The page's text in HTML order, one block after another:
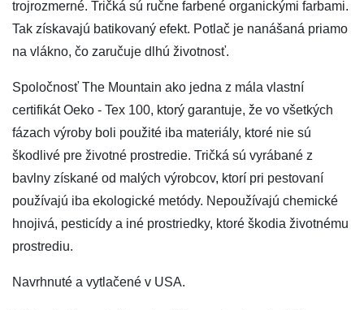
trojrozmerné. Tričká sú ručne farbené organickými farbami.
Tak získavajú batikovaný efekt. Potlač je nanášaná priamo
na vlákno, čo zaručuje dlhú životnosť.
Spoločnosť The Mountain ako jedna z mála vlastní
certifikát Oeko - Tex 100, ktorý garantuje, že vo všetkých
fázach výroby boli použité iba materiály, ktoré nie sú
škodlivé pre životné prostredie. Tričká sú vyrábané z
bavlny získané od malých výrobcov, ktorí pri pestovaní
používajú iba ekologické metódy. Nepoužívajú chemické
hnojivá, pesticídy a iné prostriedky, ktoré škodia životnému
prostrediu.
Navrhnuté a vytlačené v USA.